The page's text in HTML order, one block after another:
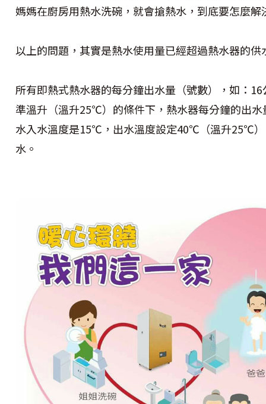
媽媽在廚房用熱水洗碗，就會搶熱水，到底要怎麼解
以上的問題，其實是熱水使用量已經超過熱水器的供
所有即熱式熱水器的每分鐘出水量（號數），如：
準溫升（溫升25℃）的條件下，熱水器每分鐘的出
水入水溫度是15℃，出水溫度設定40℃（溫升25℃）
水。